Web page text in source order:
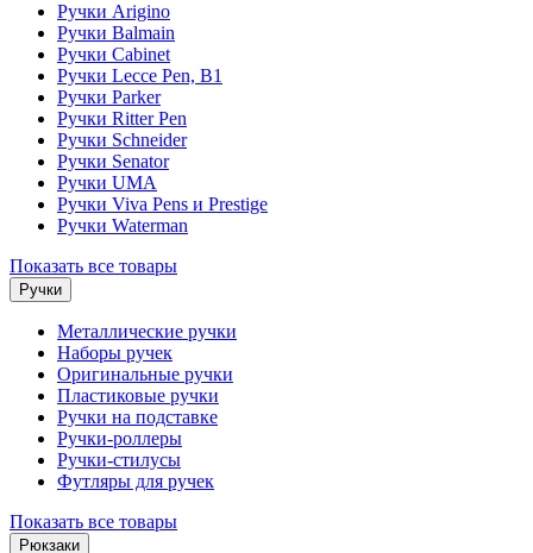
Ручки Arigino
Ручки Balmain
Ручки Cabinet
Ручки Lecce Pen, B1
Ручки Parker
Ручки Ritter Pen
Ручки Schneider
Ручки Senator
Ручки UMA
Ручки Viva Pens и Prestige
Ручки Waterman
Показать все товары
Ручки
Металлические ручки
Наборы ручек
Оригинальные ручки
Пластиковые ручки
Ручки на подставке
Ручки-роллеры
Ручки-стилусы
Футляры для ручек
Показать все товары
Рюкзаки